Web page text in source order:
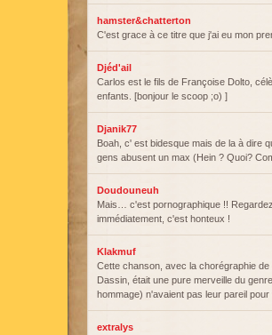
hamster&chatterton
C'est grace à ce titre que j'ai eu mon
Djéd'ail
Carlos est le fils de Françoise Dolto,
enfants. [bonjour le scoop ;o) ]
Djanik77
Boah, c' est bidesque mais de la à dire
gens abusent un max (Hein ? Quoi?
Doudouneuh
Mais… c'est pornographique !!
immédiatement, c'est honteux !
Klakmuf
Cette chanson, avec la chorégraphie
Dassin, était une pure merveille du
hommage) n'avaient pas leur pareil
extralys